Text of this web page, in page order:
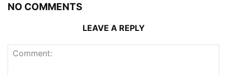
NO COMMENTS
LEAVE A REPLY